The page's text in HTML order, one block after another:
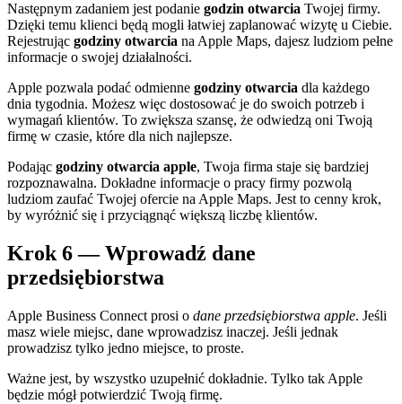
Następnym zadaniem jest podanie godzin otwarcia Twojej firmy.
Dzięki temu klienci będą mogli łatwiej zaplanować wizytę u Ciebie.
Rejestrując godziny otwarcia na Apple Maps, dajesz ludziom pełne
informacje o swojej działalności.
Apple pozwala podać odmienne godziny otwarcia dla każdego
dnia tygodnia. Możesz więc dostosować je do swoich potrzeb i
wymagań klientów. To zwiększa szansę, że odwiedzą oni Twoją
firmę w czasie, które dla nich najlepsze.
Podając godziny otwarcia apple, Twoja firma staje się bardziej
rozpoznawalna. Dokładne informacje o pracy firmy pozwolą
ludziom zaufać Twojej ofercie na Apple Maps. Jest to cenny krok,
by wyróżnić się i przyciągnąć większą liczbę klientów.
Krok 6 — Wprowadź dane
przedsiębiorstwa
Apple Business Connect prosi o dane przedsiębiorstwa apple. Jeśli
masz wiele miejsc, dane wprowadzisz inaczej. Jeśli jednak
prowadzisz tylko jedno miejsce, to proste.
Ważne jest, by wszystko uzupełnić dokładnie. Tylko tak Apple
będzie mógł potwierdzić Twoją firmę.